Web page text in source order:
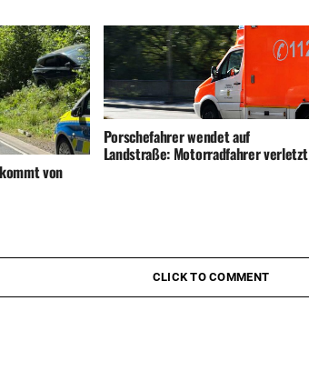
von
Porschefahrer wendet auf
Landstraße: Motorradfahrer verletzt
CLICK TO COMMENT